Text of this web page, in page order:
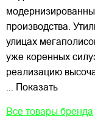
производства.
улицах
уже коренных
реализацию
... Показать
Все товары бренда